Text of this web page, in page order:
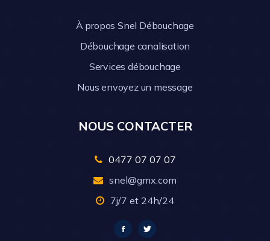
À propos Snel Débouchage
Débouchage canalisation
Services débouchage
Nous envoyez un message
NOUS CONTACTER
0477 07 07 07
snel@gmx.com
7j/7 et 24h/24